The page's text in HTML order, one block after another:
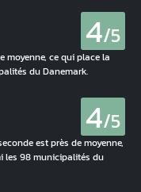
4/5
moyenne, ce qui place la
du Danemark.
4/5
est près de moyenne,
les 98 municipalités du